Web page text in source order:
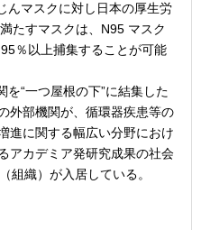
んマスクに対し日本の厚生労
たすマスクは、N95 マスク
％以上捕集することが可能
を“一つ屋根の下”に結集した
外部機関が、循環器疾患等の
進に関する幅広い分野におけ
アカデミア発研究成果の社会
組織）が入居している。